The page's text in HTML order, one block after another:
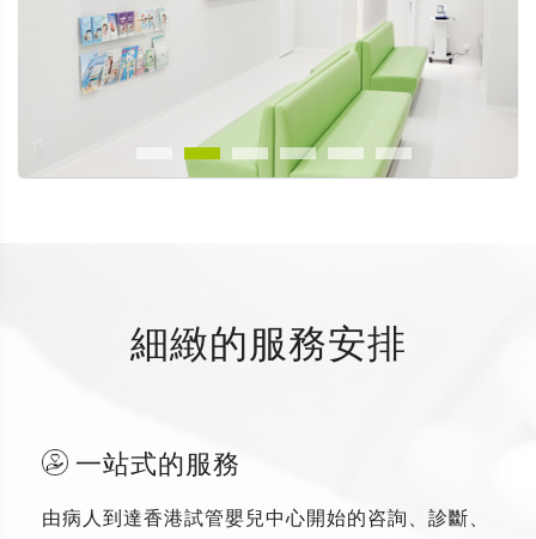
細緻的服務安排
一站式的服務
由病人到達香港試管嬰兒中心開始的咨詢、診斷、